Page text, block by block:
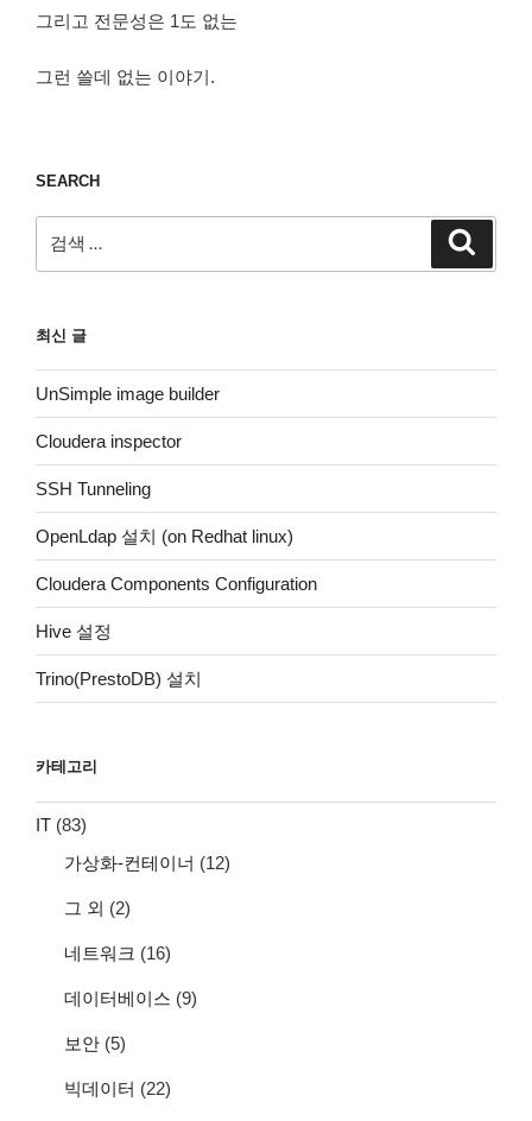
그리고 전문성은 1도 없는
그런 쓸데 없는 이야기.
SEARCH
색:
최신 글
UnSimple image builder
Cloudera inspector
SSH Tunneling
OpenLdap 설치 (on Redhat linux)
Cloudera Components Configuration
Hive 설정
Trino(PrestoDB) 설치
카테고리
IT (83)
가상화-컨테이너 (12)
그 외 (2)
네트워크 (16)
데이터베이스 (9)
보안 (5)
빅데이터 (22)